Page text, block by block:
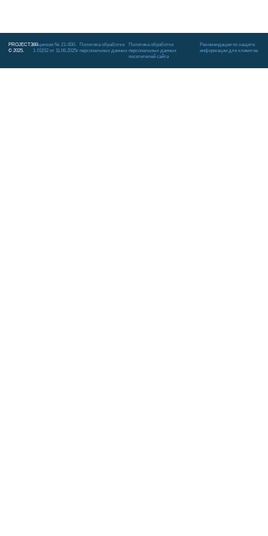
PROJECT360
© 2025.
Лицензия № 21-000-
1-01152 от 11.06.2025г
Политика обработки
персональных данных
Политика обработки
персональных данных
посетителей сайта
Рекомендации по защите
информации для клиентов